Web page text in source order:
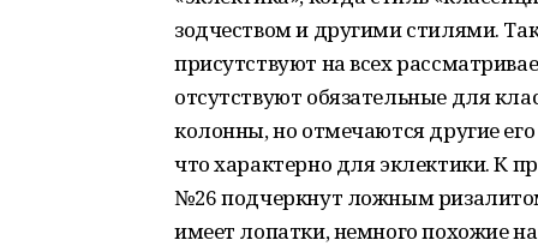
зодчеством и другими стилями.
присутствуют на всех
отсутствуют обязательные для
колонны, но отмечаются другие
что характерно для эклектики. К
№26 подчеркнут ложным
имеет лопатки, немного похожие